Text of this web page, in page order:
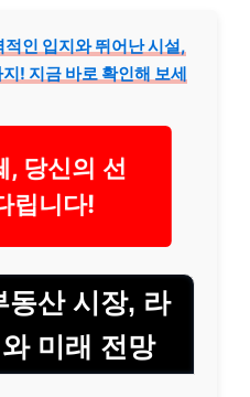
인 입지와 뛰어난 시설,
! 지금 바로 확인해 보세
, 당신의 선
립니다!
동산 시장, 라
미래 전망